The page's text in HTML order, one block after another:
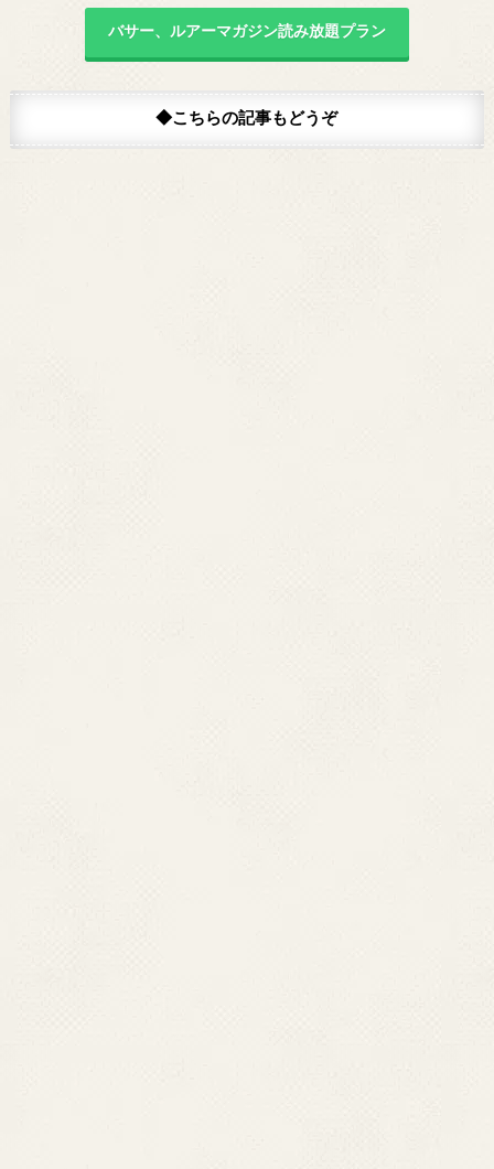
バサー、ルアーマガジン読み放題プラン
◆こちらの記事もどうぞ